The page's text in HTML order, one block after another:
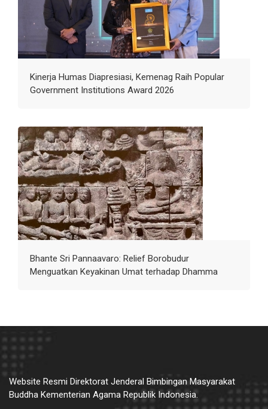
Kinerja Humas Diapresiasi, Kemenag Raih Popular
Government Institutions Award 2026
Bhante Sri Pannaavaro: Relief Borobudur
Menguatkan Keyakinan Umat terhadap Dhamma
Website Resmi Direktorat Jenderal Bimbingan Masyarakat
Buddha Kementerian Agama Republik Indonesia.